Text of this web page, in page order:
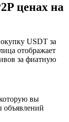
ценах на
USDT за
отображает
за фиатную
вы
объявлений